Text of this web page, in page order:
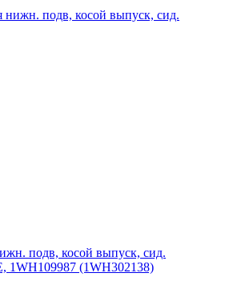
нижн. подв, косой выпуск, сид.
подв, косой выпуск, сид.
(1WH302138)